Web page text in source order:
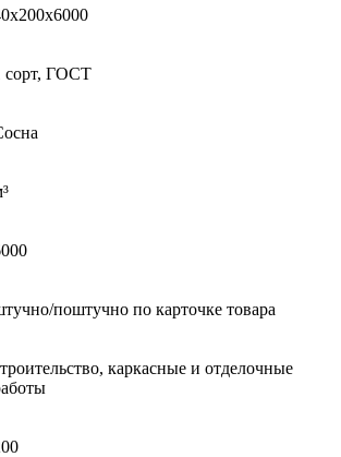
сорт, ГОСТ
поштучно по карточке товара
каркасные и отделочные